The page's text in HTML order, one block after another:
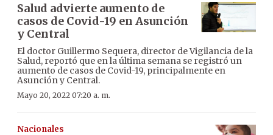
Salud advierte aumento de
casos de Covid-19 en Asunción
y Central
El doctor Guillermo Sequera, director de Vigilancia de la
Salud, reportó que en la última semana se registró un
aumento de casos de Covid-19, principalmente en
Asunción y Central.
Mayo 20, 2022 07:20 a. m.
Nacionales